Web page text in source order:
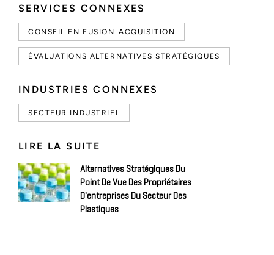
SERVICES CONNEXES
CONSEIL EN FUSION-ACQUISITION
ÉVALUATIONS ALTERNATIVES STRATÉGIQUES
INDUSTRIES CONNEXES
SECTEUR INDUSTRIEL
LIRE LA SUITE
Alternatives Stratégiques Du
Point De Vue Des Propriétaires
D'entreprises Du Secteur Des
Plastiques